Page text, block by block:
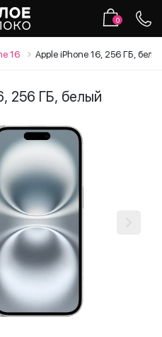
0
16 Apple iPhone 16, 256 ГБ,
256 ГБ, белый